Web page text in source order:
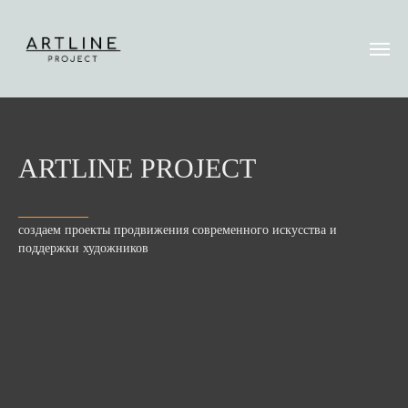
ARTLINE PROJECT
создаем проекты продвижения современного искусства и
поддержки художников